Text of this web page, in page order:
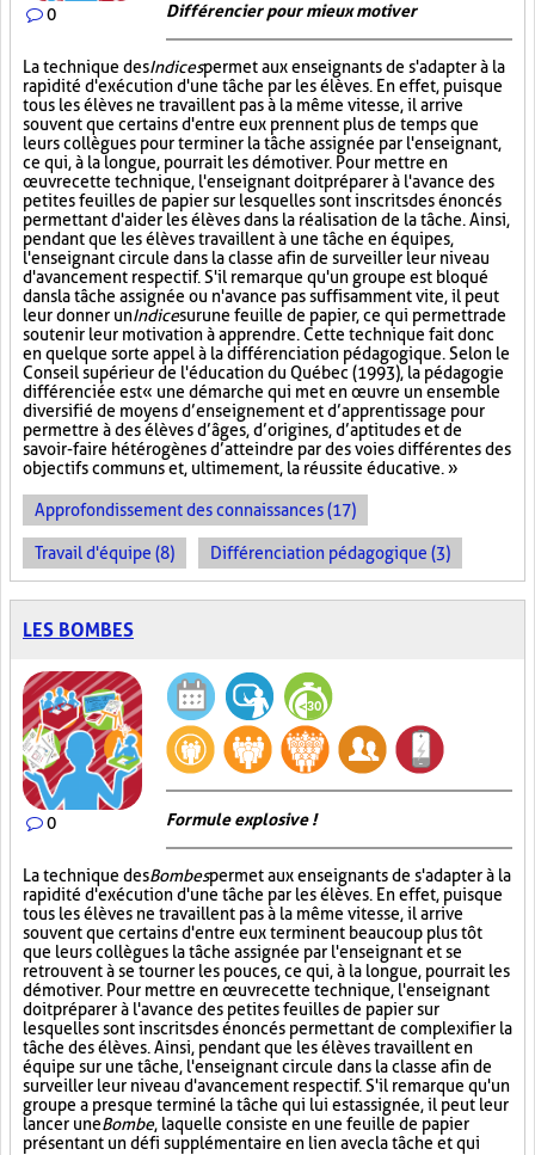
0 Différencier pour mieux motiver
La technique desIndicespermet aux enseignants de s'adapter à la
rapidité d'exécution d'une tâche par les élèves. En effet, puisque
tous les élèves ne travaillent pas à la même vitesse, il arrive
souvent que certains d'entre eux prennent plus de temps que
leurs collègues pour terminer la tâche assignée par l'enseignant,
ce qui, à la longue, pourrait les démotiver. Pour mettre en
œuvre cette technique, l'enseignant doit préparer à l'avance des
petites feuilles de papier sur lesquelles sont inscrits des énoncés
permettant d'aider les élèves dans la réalisation de la tâche. Ainsi,
pendant que les élèves travaillent à une tâche en équipes,
l'enseignant circule dans la classe afin de surveiller leur niveau
d'avancement respectif. S'il remarque qu'un groupe est bloqué
dans la tâche assignée ou n'avance pas suffisamment vite, il peut
leur donner unIndicesurune feuille de papier, ce qui permettra de
soutenir leur motivation à apprendre. Cette technique fait donc
en quelque sorte appel à la différenciation pédagogique. Selon le
Conseil supérieur de l'éducation du Québec (1993), la pédagogie
différenciée est « une démarche qui met en œuvre un ensemble
diversifié de moyens d’enseignement et d’apprentissage pour
permettre à des élèves d’âges, d’origines, d’aptitudes et de
savoir-faire hétérogènes d’atteindre par des voies différentes des
objectifs communs et, ultimement, la réussite éducative. »
Approfondissement des connaissances (17)
Travail d'équipe (8) Différenciation pédagogique (3)
LES BOMBES
0 Formule explosive !
La technique desBombespermet aux enseignants de s'adapter à la
rapidité d'exécution d'une tâche par les élèves. En effet, puisque
tous les élèves ne travaillent pas à la même vitesse, il arrive
souvent que certains d'entre eux terminent beaucoup plus tôt
que leurs collègues la tâche assignée par l'enseignant et se
retrouvent à se tourner les pouces, ce qui, à la longue, pourrait les
démotiver. Pour mettre en œuvre cette technique, l'enseignant
doit préparer à l'avance des petites feuilles de papier sur
lesquelles sont inscrits des énoncés permettant de complexifier la
tâche des élèves. Ainsi, pendant que les élèves travaillent en
équipe sur une tâche, l'enseignant circule dans la classe afin de
surveiller leur niveau d'avancement respectif. S'il remarque qu'un
groupe a presque terminé la tâche qui lui est assignée, il peut leur
lancer uneBombe, laquelle consiste en une feuille de papier
présentant un défi supplémentaire en lien avec la tâche et qui